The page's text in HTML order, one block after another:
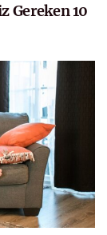
Gereken 10